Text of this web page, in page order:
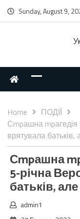
Sunday, August 9,
Home
ПОДІЇ
Сmpашна
врятувала
Сmpашна
5-річна
батьків,
admin1